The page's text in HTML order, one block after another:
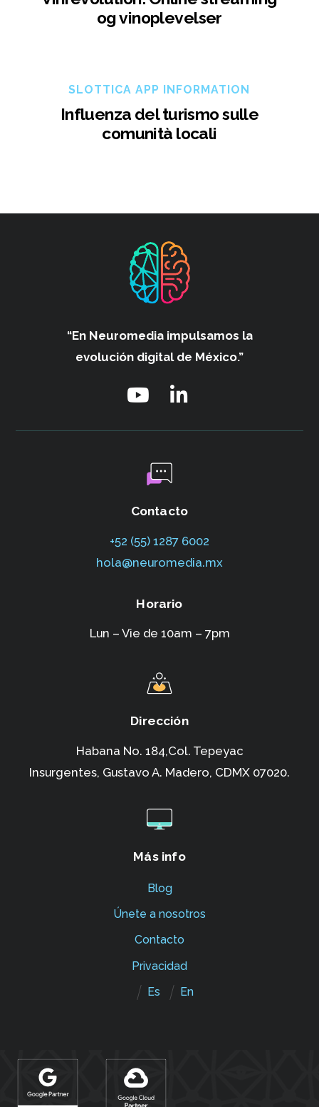
og vinoplevelser
SLOTTICA APP INFORMATION
Influenza del turismo sulle
comunità locali
“En Neuromedia impulsamos la
evolución digital de México.”
Contacto
+52 (55) 1287 6002‬
hola@neuromedia.mx
Horario
Lun – Vie de 10am – 7pm
Dirección
Habana No. 184,Col. Tepeyac
Insurgentes, Gustavo A. Madero, CDMX 07020.
Más info
Blog
Únete a nosotros
Contacto
Privacidad
Es
En